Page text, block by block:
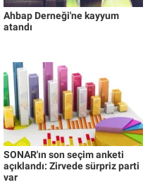
Ahbap Derneği'ne kayyum
atandı
SONAR'ın son seçim anketi
açıklandı: Zirvede sürpriz parti
var